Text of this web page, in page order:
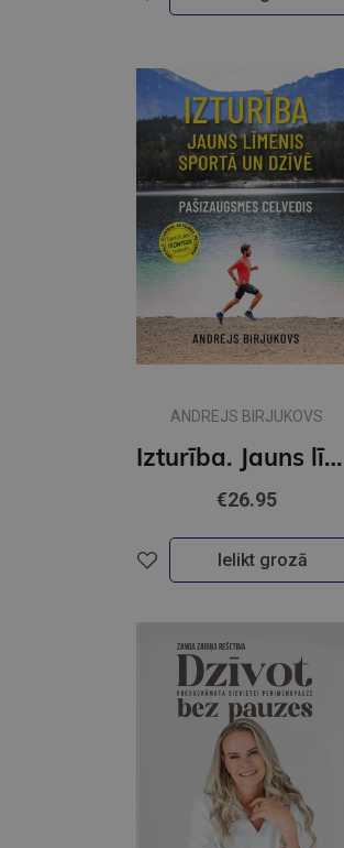
ANDREJS BIRJUKOVS
Izturība. Jauns līmenis sportā un dzīvē
€26.95
Ielikt grozā